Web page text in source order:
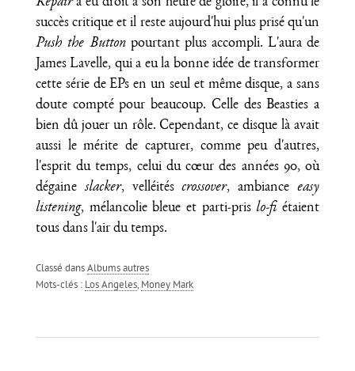
succès critique et il reste aujourd'hui plus prisé qu'un
Push the Buttonpourtant plus accompli. L'aura de
James Lavelle, qui a eu la bonne idée de transformer
cette série de EPs en un seul et même disque, a sans
doute compté pour beaucoup. Celle des Beasties a
bien dû jouer un rôle. Cependant, ce disque là avait
aussi le mérite de capturer, comme peu d'autres,
l'esprit du temps, celui du cœur des années 90, où
dégaine slacker, velléitéscrossover, ambianceeasy
listening, mélancolie bleue et parti-pris lo-fi étaient
tous dans l'air du temps.
Classé dansAlbums autres
Mots-clés : Los Angeles, Money Mark